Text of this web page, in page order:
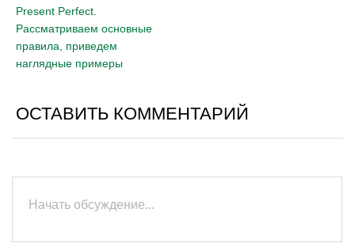
Present Perfect.
Рассматриваем основные
правила, приведем
наглядные примеры
ОСТАВИТЬ КОММЕНТАРИЙ